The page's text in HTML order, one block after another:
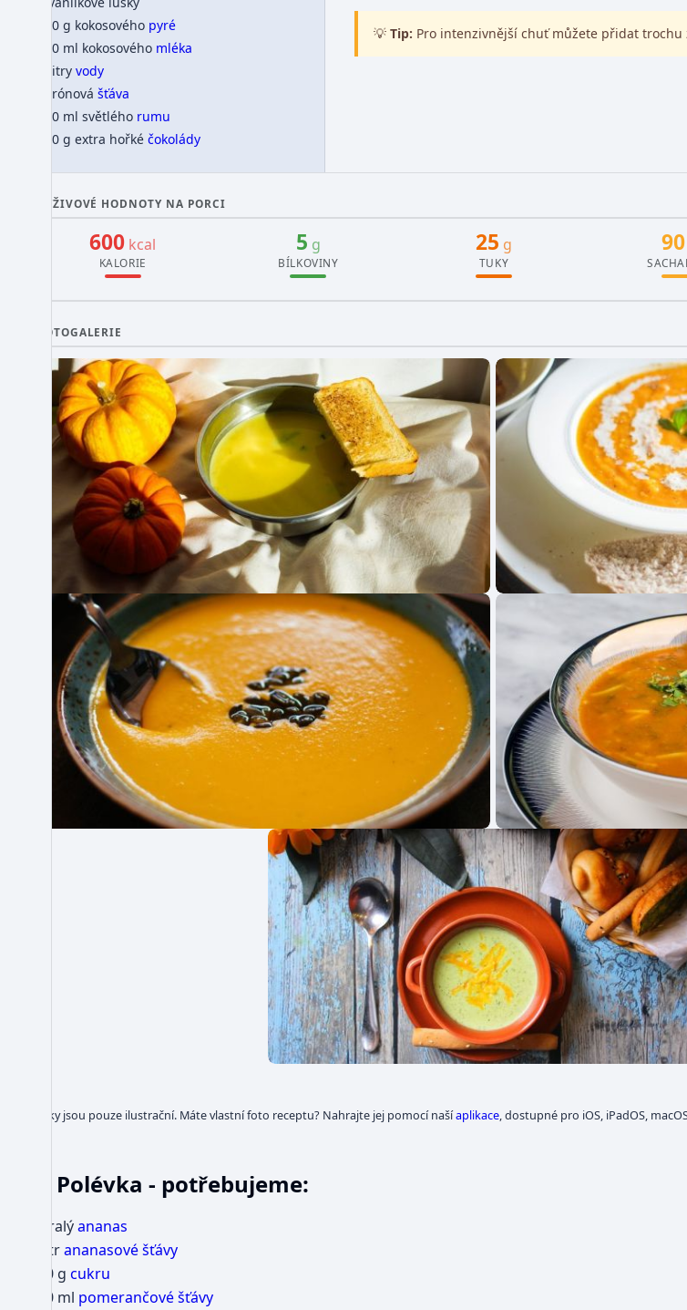
900 g kokosového pyré
200 ml kokosového mléka
2 litry vody
citrónová šťáva
500 ml světlého rumu
180 g extra hořké čokolády
💡Tip: Pro intenzivnější chuť můžete přidat trochu
VÝŽIVOVÉ HODNOTY NA PORCI
600 kcal
KALORIE
5 g
BÍLKOVINY
25 g
TUKY
90
FOTOGALERIE
Obrázky jsou pouze ilustrační. Máte vlastní foto receptu? Nahrajte jej pomocí našíaplikace, dostupné pro iOS, iPadOS,
Polévka - potřebujeme:
1 zralýananas
1 litrananasové šťávy
250 g cukru
250 ml pomerančové šťávy